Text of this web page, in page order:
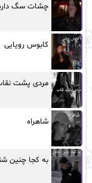
چشات سگ
کابوس رویایی
مردی پشت
شاهراه
به کجا چنین